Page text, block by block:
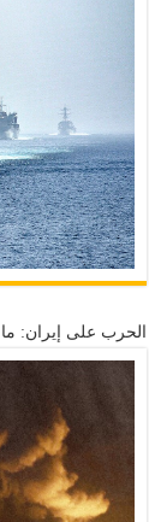
الحرب على إيران: